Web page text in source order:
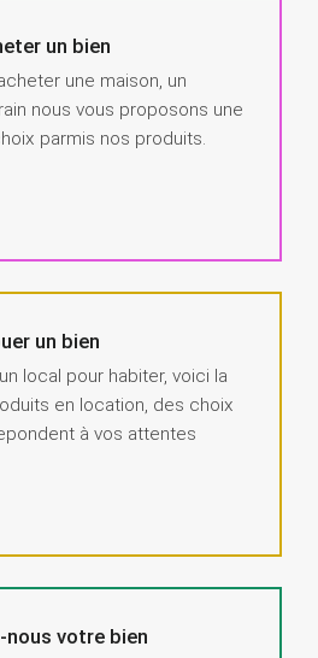
un bien
une maison, un
nous vous proposons une
parmis nos produits.
un bien
local pour habiter, voici la
en location, des choix
à vos attentes
nous votre bien